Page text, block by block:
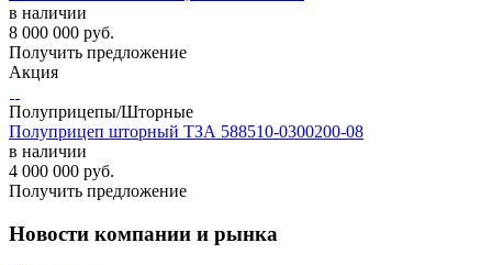
в наличии
8 000 000 руб.
Получить предложение
Акция
Полуприцепы/Шторные
Полуприцеп шторный ТЗА 588510-0300200-08
в наличии
4 000 000 руб.
Получить предложение
Новости компании и рынка